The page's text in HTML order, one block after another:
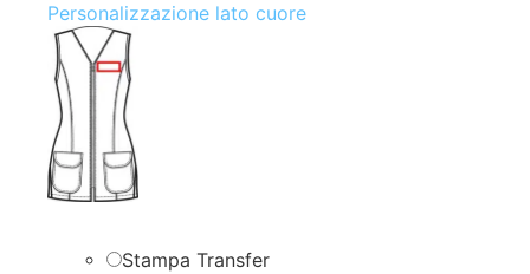
Personalizzazione lato cuore
Stampa Transfer